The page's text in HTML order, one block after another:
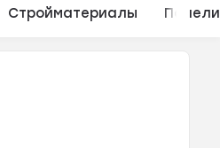
Стройматериалы